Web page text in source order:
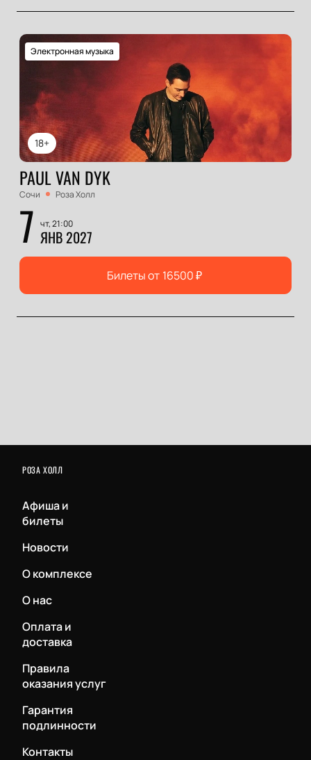
18+
Электронная музыка
PAUL VAN DYK
Сочи Роза Холл
7 чт, 21:00
ЯНВ 2027
Билеты от 16500₽
РОЗА ХОЛЛ
Афиша и
билеты
Новости
О комплексе
О нас
Оплата и
доставка
Правила
оказания услуг
Гарантия
подлинности
Контакты